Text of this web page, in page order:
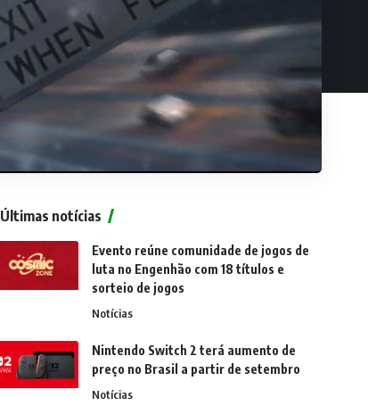
Últimas notícias
Evento reúne comunidade de jogos de
luta no Engenhão com 18 títulos e
sorteio de jogos
Notícias
Nintendo Switch 2 terá aumento de
preço no Brasil a partir de setembro
Notícias